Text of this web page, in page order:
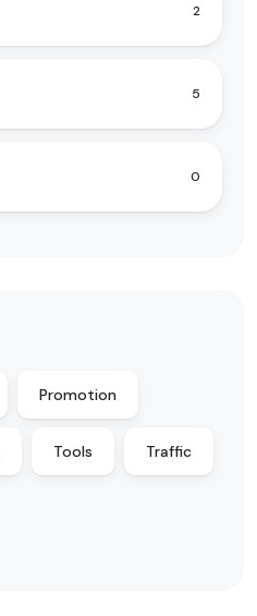
2
5
0
Promotion
Tools Traffic